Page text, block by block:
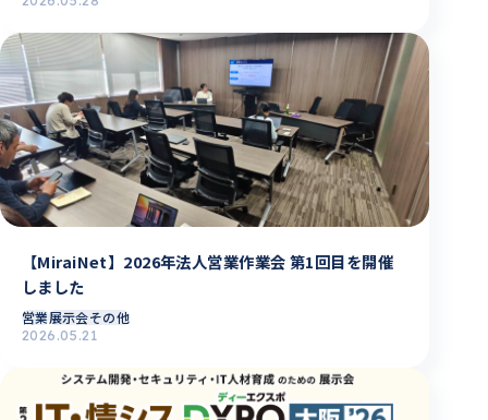
【MiraiNet】2026年法人営業作業会 第1回目を開催
しました
営業展示会その他
2026.05.21